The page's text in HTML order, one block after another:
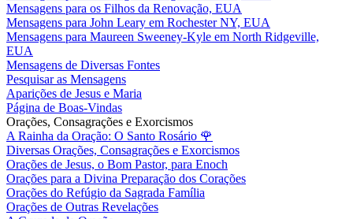
Mensagens para os Filhos da Renovação, EUA
Mensagens para John Leary em Rochester NY, EUA
Mensagens para Maureen Sweeney-Kyle em North Ridgeville,
EUA
Mensagens de Diversas Fontes
Pesquisar as Mensagens
Aparições de Jesus e Maria
Página de Boas-Vindas
Orações, Consagrações e Exorcismos
A Rainha da Oração: O Santo Rosário 🌹
Diversas Orações, Consagrações e Exorcismos
Orações de Jesus, o Bom Pastor, para Enoch
Orações para a Divina Preparação dos Corações
Orações do Refúgio da Sagrada Família
Orações de Outras Revelações